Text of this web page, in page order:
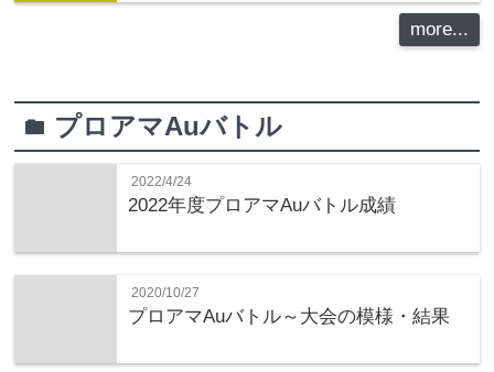
more...
folder プロアマAuバトル
2022/4/24
2022年度プロアマAuバトル成績
2020/10/27
プロアマAuバトル～大会の模様・結果